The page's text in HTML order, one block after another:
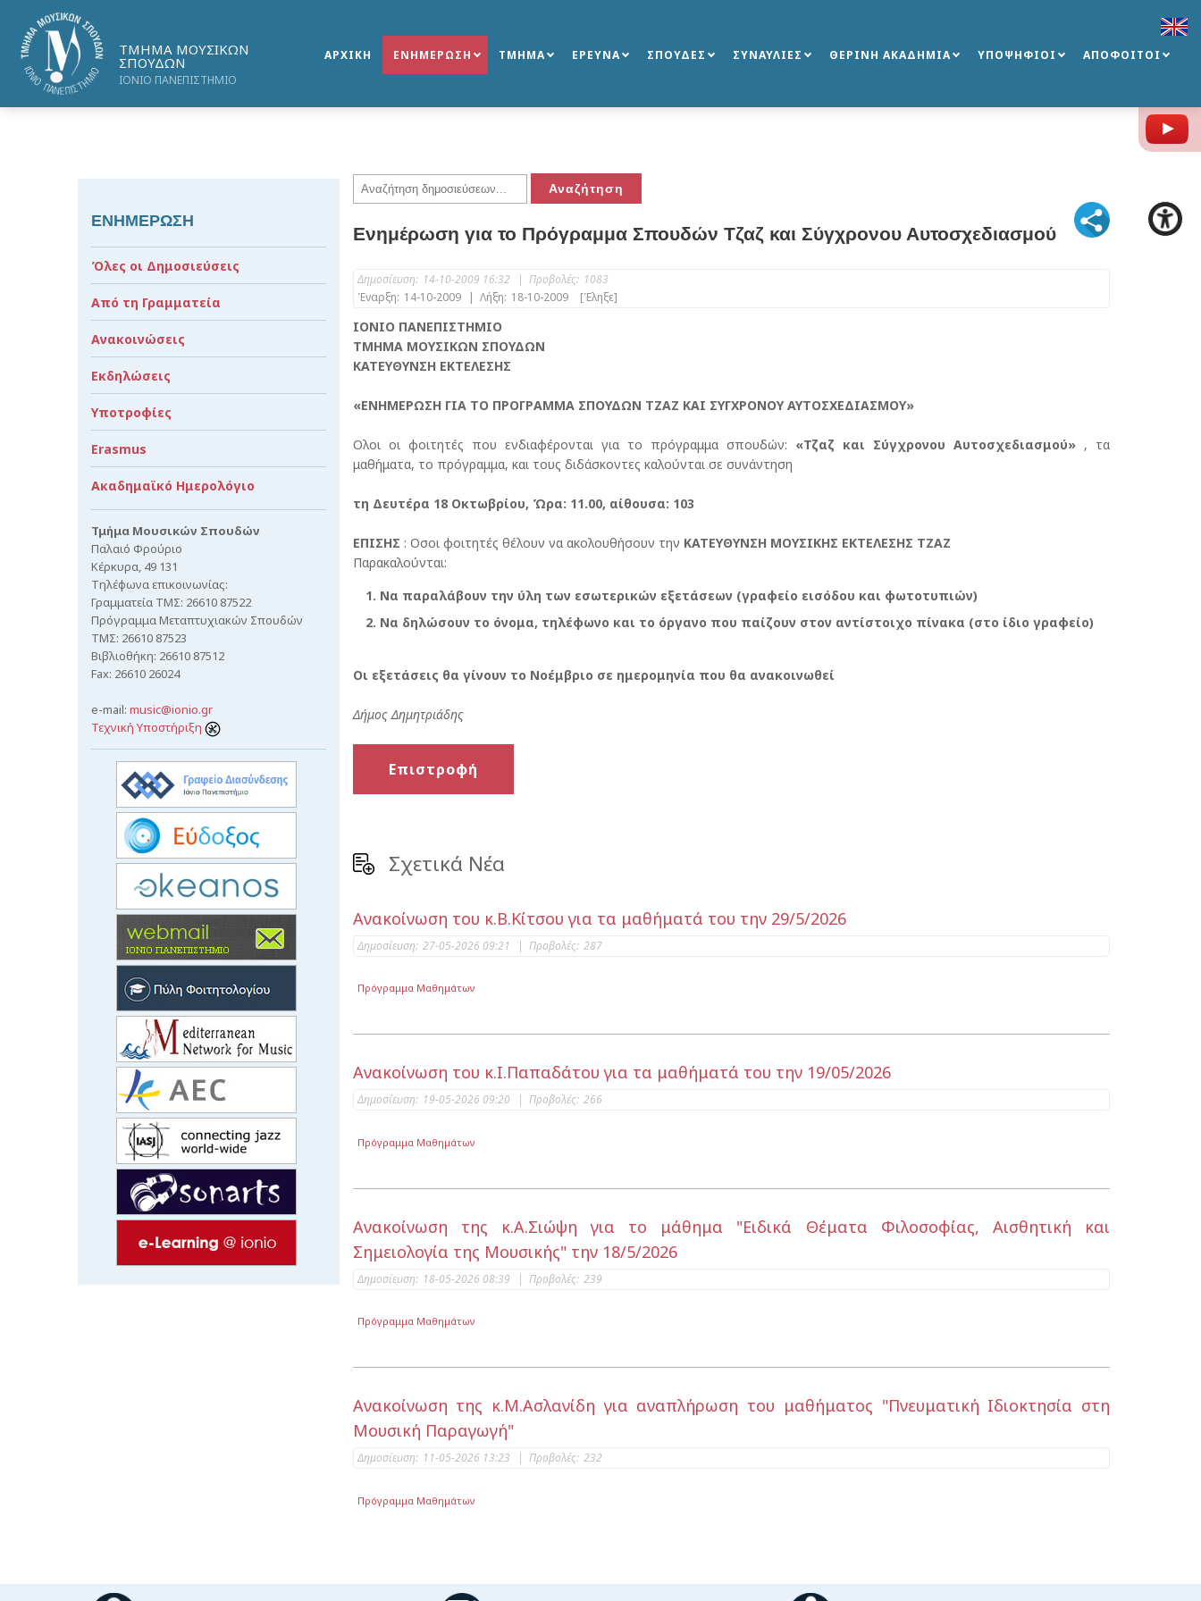
ΤΜΗΜΑ ΜΟΥΣΙΚΩΝ
ΣΠΟΥΔΩΝ
ΙΟΝΙΟ ΠΑΝΕΠΙΣΤΗΜΙΟ
ΑΡΧΙΚΗ ΕΝΗΜΕΡΩΣΗ ΤΜΗΜΑ ΕΡΕΥΝΑ ΣΠΟΥΔΕΣ ΣΥΝΑΥΛΙΕΣ ΘΕΡΙΝΗ ΑΚΑΔΗΜΙΑ ΥΠΟΨΗΦΙΟΙ ΑΠΟΦΟΙΤΟΙ
Ενημέρωση για το Πρόγραμμα Σπουδών Τζαζ και Σύγχρονου Αυτοσχεδιασμού
Δημοσίευση: 14-10-2009 16:32 | Προβολές: 1083
Έναρξη: 14-10-2009 | Λήξη: 18-10-2009 [Έληξε]
ΙΟΝΙΟ ΠΑΝΕΠΙΣΤΗΜΙΟ
ΤΜΗΜΑ ΜΟΥΣΙΚΩΝ ΣΠΟΥΔΩΝ
ΚΑΤΕΥΘΥΝΣΗ ΕΚΤΕΛΕΣΗΣ
«ΕΝΗΜΕΡΩΣΗ ΓΙΑ ΤΟ ΠΡΟΓΡΑΜΜΑ ΣΠΟΥΔΩΝ ΤΖΑΖ ΚΑΙ ΣΥΓΧΡΟΝΟΥ ΑΥΤΟΣΧΕΔΙΑΣΜΟΥ»
Ολοι οι φοιτητές που ενδιαφέρονται για το πρόγραμμα σπουδών: «Τζαζ και Σύγχρονου Αυτοσχεδιασμού», τα
μαθήματα, το πρόγραμμα, και τους διδάσκοντες καλούνται σε συνάντηση
τη Δευτέρα 18 Οκτωβρίου, Ώρα: 11.00, αίθουσα: 103
ΕΠΙΣΗΣ : Οσοι φοιτητές θέλουν να ακολουθήσουν την ΚΑΤΕΥΘΥΝΣΗ ΜΟΥΣΙΚΗΣ ΕΚΤΕΛΕΣΗΣ ΤΖΑΖ
Παρακαλούνται:
Να παραλάβουν την ύλη των εσωτερικών εξετάσεων (γραφείο εισόδου και φωτοτυπιών)
Να δηλώσουν το όνομα, τηλέφωνο και το όργανο που παίζουν στον αντίστοιχο πίνακα (στο ίδιο γραφείο)
Οι εξετάσεις θα γίνουν το Νοέμβριο σε ημερομηνία που θα ανακοινωθεί
Δήμος Δημητριάδης
Επιστροφή
Σχετικά Νέα
Ανακοίνωση του κ.Β.Κίτσου για τα μαθήματά του την 29/5/2026
Δημοσίευση: 27-05-2026 09:21 | Προβολές: 287
Πρόγραμμα Μαθημάτων
Ανακοίνωση του κ.Ι.Παπαδάτου για τα μαθήματά του την 19/05/2026
Δημοσίευση: 19-05-2026 09:20 | Προβολές: 266
Πρόγραμμα Μαθημάτων
Ανακοίνωση της κ.Α.Σιώψη για το μάθημα "Ειδικά Θέματα Φιλοσοφίας, Αισθητική και
Σημειολογία της Μουσικής" την 18/5/2026
Δημοσίευση: 18-05-2026 08:39 | Προβολές: 239
Πρόγραμμα Μαθημάτων
Ανακοίνωση της κ.Μ.Ασλανίδη για αναπλήρωση του μαθήματος "Πνευματική Ιδιοκτησία στη
Μουσική Παραγωγή"
Δημοσίευση: 11-05-2026 13:23 | Προβολές: 232
Πρόγραμμα Μαθημάτων
ΕΝΗΜΕΡΩΣΗ
Όλες οι Δημοσιεύσεις
Από τη Γραμματεία
Ανακοινώσεις
Εκδηλώσεις
Υποτροφίες
Erasmus
Ακαδημαϊκό Ημερολόγιο
Τμήμα Μουσικών Σπουδών
Παλαιό Φρούριο
Κέρκυρα, 49 131
Τηλέφωνα επικοινωνίας:
Γραμματεία ΤΜΣ: 26610 87522
Πρόγραμμα Μεταπτυχιακών Σπουδών
ΤΜΣ: 26610 87523
Βιβλιοθήκη: 26610 87512
Fax: 26610 26024
e-mail: music@ionio.gr
Τεχνική Υποστήριξη